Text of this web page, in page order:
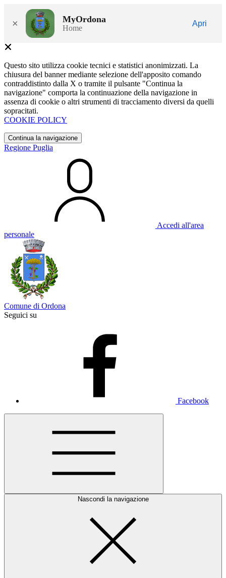
× MyOrdona
Home
Apri
Questo sito utilizza cookie tecnici e statistici anonimizzati. La
chiusura del banner mediante selezione dell'apposito comando
contraddistinto dalla X o tramite il pulsante "Continua la
navigazione" comporta la continuazione della navigazione in
assenza di cookie o altri strumenti di tracciamento diversi da quelli
sopracitati.
COOKIE POLICY
Continua la navigazione
Regione Puglia
Accedi all'area
personale
Comune di Ordona
Seguici su
Facebook
Nascondi la navigazione